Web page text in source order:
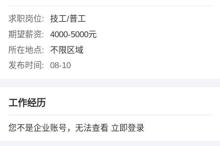
求职岗位:
技工/普工
期望薪资:
4000-5000元
所在地点:
不限区域
发布时间:
08-10
工作经历
您不是企业账号，无法查看 立即登录